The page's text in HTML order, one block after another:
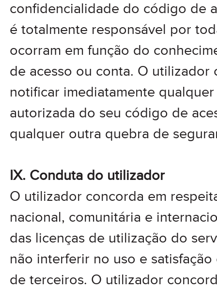
confidencialidade do código de
é totalmente responsável por
ocorram em função do
de acesso ou conta. O utilizador
notificar imediatamente
autorizada do seu código de
qualquer outra quebra de
IX. Conduta do utilizador
O utilizador concorda em
nacional, comunitária e
das licenças de utilização do
não interferir no uso e
de terceiros. O utilizador